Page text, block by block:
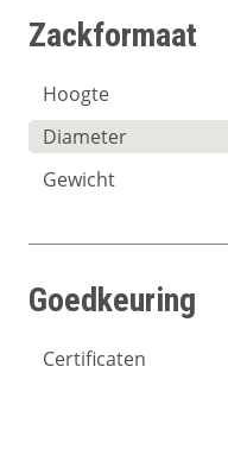
Zackformaat
Hoogte
Diameter
Gewicht
Goedkeuring
Certificaten